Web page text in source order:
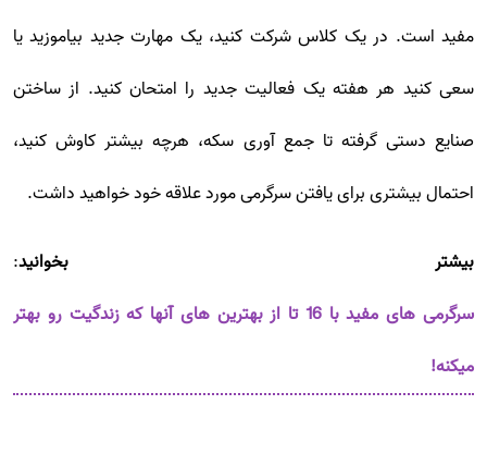
مفید است. در یک کلاس شرکت کنید، یک مهارت جدید بیاموزید یا
سعی کنید هر هفته یک فعالیت جدید را امتحان کنید. از ساختن
صنایع دستی گرفته تا جمع آوری سکه، هرچه بیشتر کاوش کنید،
احتمال بیشتری برای یافتن سرگرمی مورد علاقه خود خواهید داشت.
بیشتر بخوانید:
سرگرمی های مفید با 16 تا از بهترین های آنها که زندگیت رو بهتر
میکنه!